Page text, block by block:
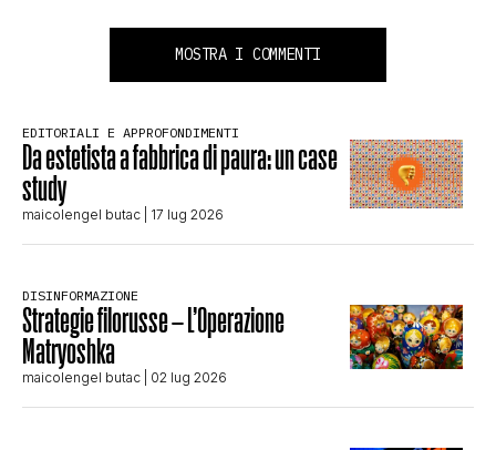
MOSTRA I COMMENTI
EDITORIALI E APPROFONDIMENTI
Da estetista a fabbrica di paura: un case
study
maicolengel butac | 17 lug 2026
DISINFORMAZIONE
Strategie filorusse – L’Operazione
Matryoshka
maicolengel butac | 02 lug 2026